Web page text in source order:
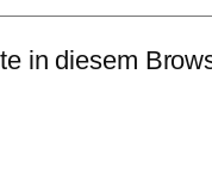
in diesem